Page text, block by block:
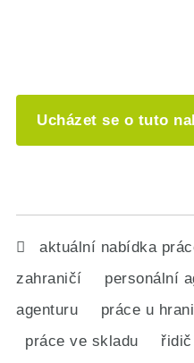
Ucházet se o tuto
aktuální nabídka
zahraničí
personální
agenturu
práce u
práce ve skladu